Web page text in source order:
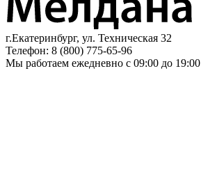
г.Екатеринбург, ул. Техническая 32
Телефон: 8 (800) 775-65-96
Мы работаем ежедневно с 09:00 до 19:00